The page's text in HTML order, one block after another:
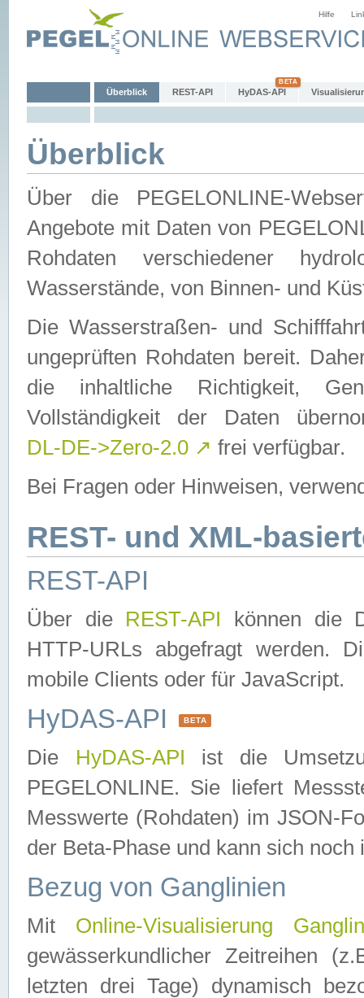
Hilfe
Überblick REST-API HyDAS-API
Überblick
Über die PEGELONLINE-
Angebote mit Daten von
Rohdaten verschiedener
Wasserstände, von Binnen- und
Die Wasserstraßen- und
ungeprüften Rohdaten bereit.
die inhaltliche Richtigkeit,
Vollständigkeit der Daten
DL-DE->Zero-2.0 ↗ frei verfügbar.
Bei Fragen oder Hinweisen,
REST- und XML-
REST-API
Über die REST-API können die
HTTP-URLs abgefragt werden.
mobile Clients oder für JavaScript.
HyDAS-API BETA
Die HyDAS-API ist die
PEGELONLINE. Sie liefert
Messwerte (Rohdaten) im JSON-
der Beta-Phase und kann sich noch
Bezug von Ganglinien
Mit Online-Visualisierung
gewässerkundlicher Zeitreihen
letzten drei Tage) dynamisch